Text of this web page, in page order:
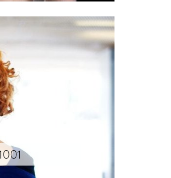
de l’anagramme, et de la déclinaison d’une